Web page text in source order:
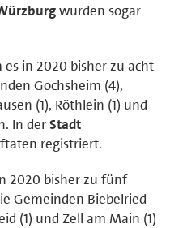
wurden sogar
es in 2020 bisher zu acht
Gochsheim (4),
(1), Röthlein (1) und
In derStadt
registriert.
2020 bisher zu fünf
Gemeinden Biebelried
(1) und Zell am Main (1)